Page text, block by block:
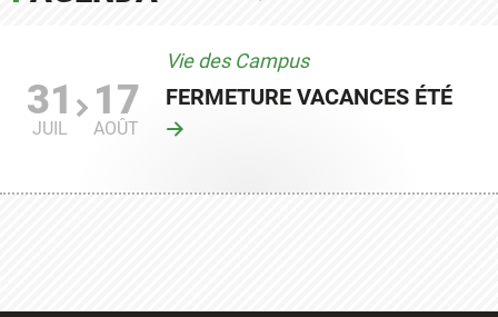
31
JUIL
17
AOÛT
Vie des Campus
FERMETURE VACANCES ÉTÉ